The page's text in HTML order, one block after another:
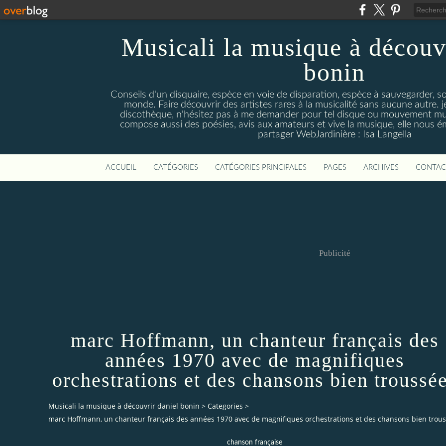
Musicali la musique à
bonin
Conseils d'un disquaire, espèce en voie de disparation, espèce à sauvegarder,
monde. Faire découvrir des artistes rares à la musicalité sans aucune autre.
discothèque, n'hésitez pas à me demander pour tel disque ou mouvement
compose aussi des poésies, avis aux amateurs et vive la musique, elle nous
partager WebJardinière : Isa Langella
ACCUEIL CATÉGORIES CATÉGORIES PRINCIPALES PAGES ARCHIVES
Publicité
marc Hoffmann, un chanteur français des
années 1970 avec de magnifiques
orchestrations et des chansons bien
Musicali la musique à découvrir daniel bonin > Categories >
marc Hoffmann, un chanteur français des années 1970 avec de magnifiques orchestrations et des chansons bien
chanson française